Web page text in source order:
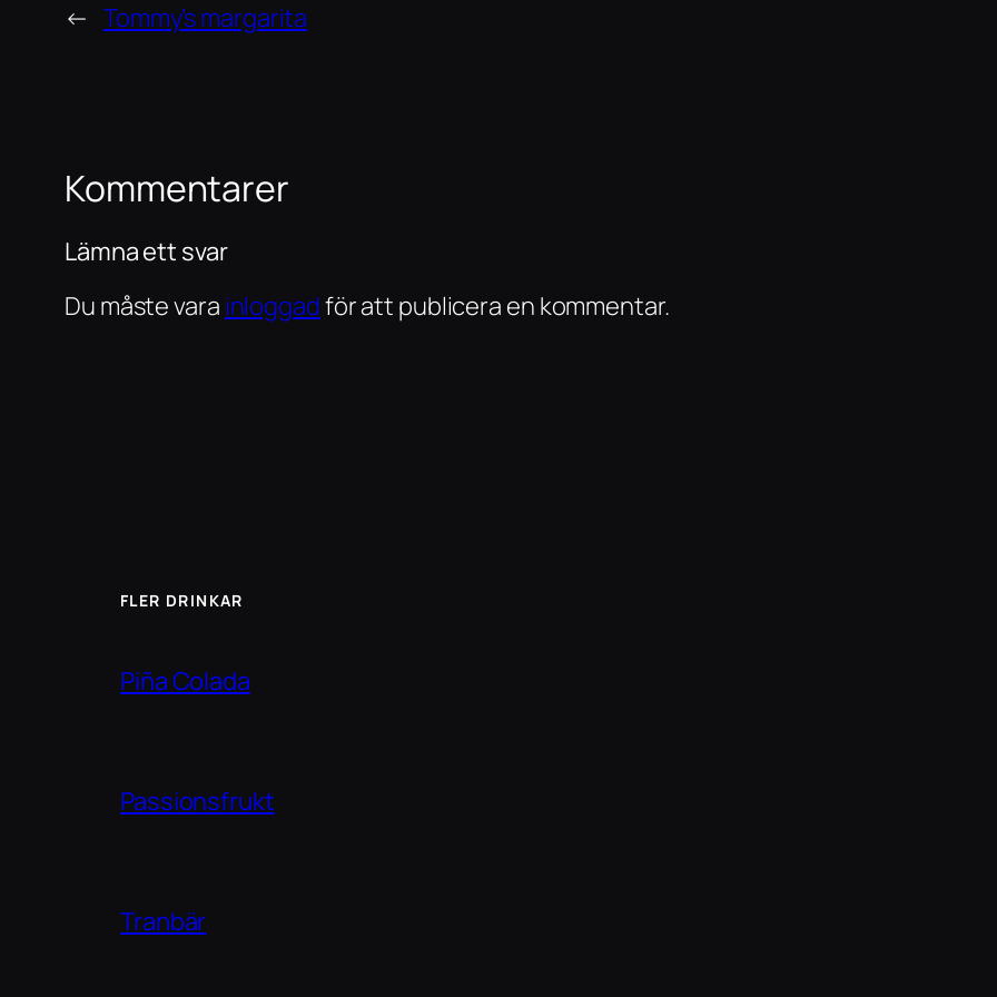
← Tommy’s margarita
Kommentarer
Lämna ett svar
Du måste vara inloggadför att publicera en kommentar.
FLER DRINKAR
Piña Colada
Passionsfrukt
Tranbär